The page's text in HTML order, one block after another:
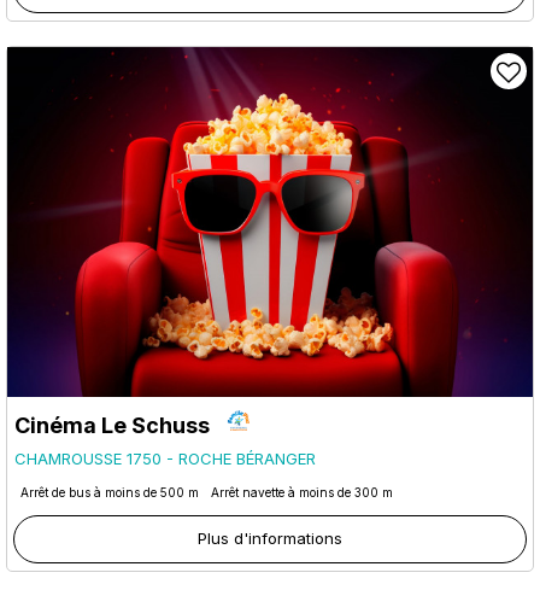
Cinéma Le Schuss
CHAMROUSSE 1750 - ROCHE BÉRANGER
Arrêt de bus à moins de 500 m Arrêt navette à moins de 300 m
Plus d'informations